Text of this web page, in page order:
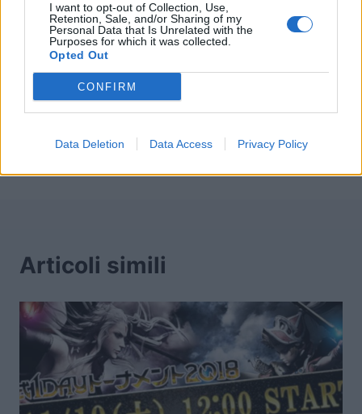
I want to opt-out of Collection, Use,
Retention, Sale, and/or Sharing of my
Personal Data that Is Unrelated with the
Purposes for which it was collected.
Opted Out
CONFIRM
Data Deletion Data Access Privacy Policy
Navigazione
articoli
PRECEDENTE
FFXV: Nuove immagini
mostrano Shiva,
dalla colonna sonora
Articoli simili